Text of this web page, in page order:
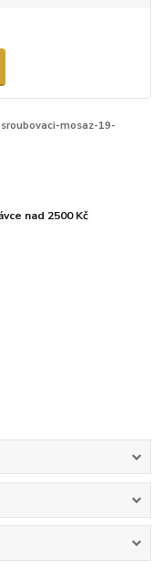
mosaz-19-
nad 2500 Kč